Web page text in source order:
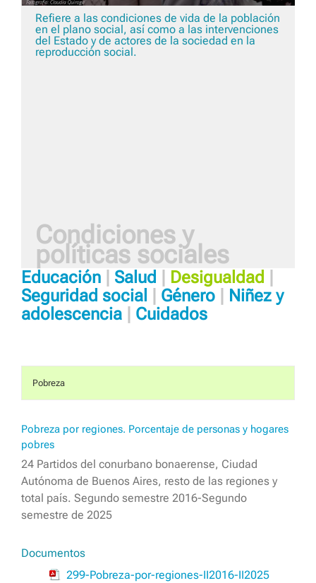
Refiere a las condiciones de vida de la población
en el plano social, así como a las intervenciones
del Estado y de actores de la sociedad en la
reproducción social.
Condiciones y
políticas sociales
Educación Salud Desigualdad
Seguridad social
Género
Niñez y
adolescencia
Cuidados
Pobreza
Pobreza por regiones. Porcentaje de personas y hogares
pobres
24 Partidos del conurbano bonaerense, Ciudad
Autónoma de Buenos Aires, resto de las regiones y
total país. Segundo semestre 2016-Segundo
semestre de 2025
Documentos
299-Pobreza-por-regiones-II2016-II2025